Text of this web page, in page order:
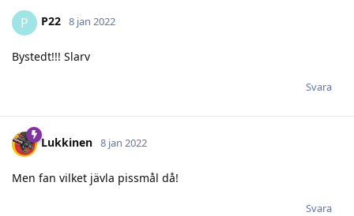
P P22 8 jan 2022
Bystedt!!! Slarv
Svara
Lukkinen 8 jan 2022
Men fan vilket jävla pissmål då!
Svara